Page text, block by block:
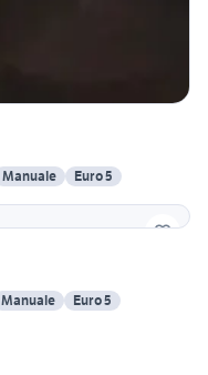
Manuale
Euro 5
Manuale Euro 5